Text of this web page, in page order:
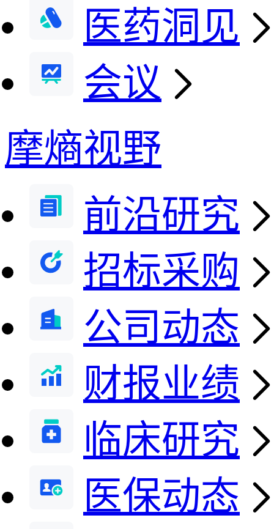
医药洞见
会议
摩熵视野
前沿研究
招标采购
公司动态
财报业绩
临床研究
医保动态